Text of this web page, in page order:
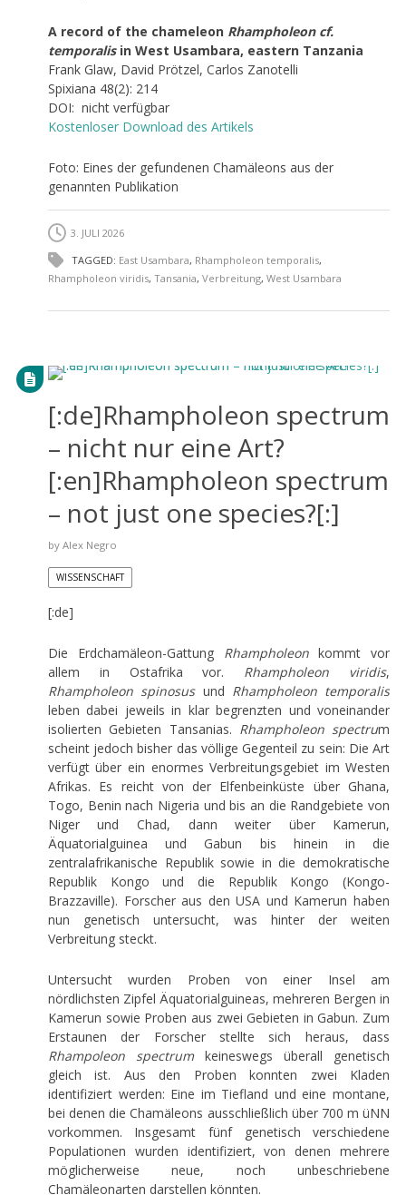
A record of the chameleon Rhampholeon cf.
temporalisin West Usambara, eastern Tanzania
Frank Glaw, David Prötzel, Carlos Zanotelli
Spixiana 48(2): 214
DOI: nicht verfügbar
Kostenloser Download des Artikels
Foto: Eines der gefundenen Chamäleons aus der
genannten Publikation
3. JULI 2026
TAGGED: East Usambara, Rhampholeon temporalis,
Rhampholeon viridis, Tansania, Verbreitung, West Usambara
[:de]Rhampholeon spectrum
– nicht nur eine Art?
[:en]Rhampholeon spectrum
– not just one species?[:]
by Alex Negro
WISSENSCHAFT
[:de]
Die Erdchamäleon-Gattung Rhampholeonkommt vor
allem in Ostafrika vor. Rhampholeon viridis,
Rhampholeon spinosusund Rhampholeon temporalis
leben dabei jeweils in klar begrenzten und voneinander
isolierten Gebieten Tansanias. Rhampholeon spectrum
scheint jedoch bisher das völlige Gegenteil zu sein: Die Art
verfügt über ein enormes Verbreitungsgebiet im Westen
Afrikas. Es reicht von der Elfenbeinküste über Ghana,
Togo, Benin nach Nigeria und bis an die Randgebiete von
Niger und Chad, dann weiter über Kamerun,
Äquatorialguinea und Gabun bis hinein in die
zentralafrikanische Republik sowie in die demokratische
Republik Kongo und die Republik Kongo (Kongo-
Brazzaville). Forscher aus den USA und Kamerun haben
nun genetisch untersucht, was hinter der weiten
Verbreitung steckt.
Untersucht wurden Proben von einer Insel am
nördlichsten Zipfel Äquatorialguineas, mehreren Bergen in
Kamerun sowie Proben aus zwei Gebieten in Gabun. Zum
Erstaunen der Forscher stellte sich heraus, dass
Rhampoleon spectrumkeineswegs überall genetisch
gleich ist. Aus den Proben konnten zwei Kladen
identifiziert werden: Eine im Tiefland und eine montane,
bei denen die Chamäleons ausschließlich über 700 m üNN
vorkommen. Insgesamt fünf genetisch verschiedene
Populationen wurden identifiziert, von denen mehrere
möglicherweise neue, noch unbeschriebene
Chamäleonarten darstellen könnten.